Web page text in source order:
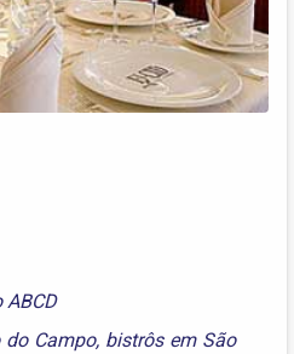
ABCD
do Campo, bistrôs em São